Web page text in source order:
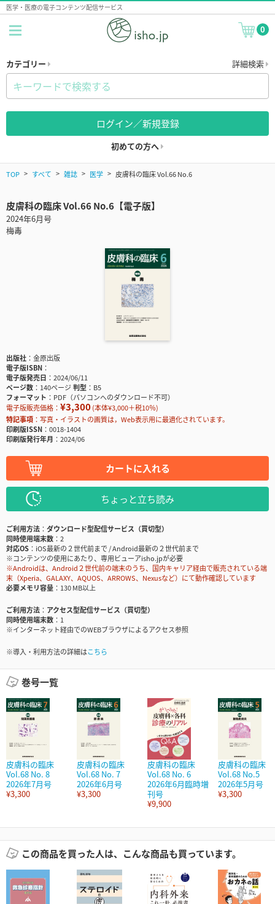
医学・医療の電子コンテンツ配信サービス
0
カテゴリー 詳細検索
ログイン／新規登録
初めての方へ
TOP すべて 雑誌 医学 皮膚科の臨床 Vol.66 No.6
皮膚科の臨床 Vol.66 No.6【電子版】
2024年6月号
梅毒
出版社
金原出版
電子版ISBN
電子版発売日
2024/06/11
ページ数
140ページ判型
B5
フォーマット
PDF（パソコンへのダウンロード不可）
電子版販売価格： ¥3,300(本体¥3,000＋税10％)
特記事項
写真・イラストの画質は，Web表示用に最適化されています。
印刷版ISSN
0018-1404
印刷版発行年月
2024/06
カートに入れる
ちょっと立ち読み
ご利用方法
ダウンロード型配信サービス（買切型）
同時使用端末数
2
対応OS
iOS最新の２世代前まで / Android最新の２世代前まで
※コンテンツの使用にあたり、専用ビューアisho.jpが必要
※Androidは、Android２世代前の端末のうち、国内キャリア経由で販売されている端
末（Xperia、GALAXY、AQUOS、ARROWS、Nexusなど）にて動作確認しています
必要メモリ容量
130 MB以上
ご利用方法
アクセス型配信サービス（買切型）
同時使用端末数
1
※インターネット経由でのWEBブラウザによるアクセス参照
※導入・利用方法の詳細はこちら
巻号一覧
皮膚科の臨床
Vol.68 No. 8
2026年7月号
¥3,300
皮膚科の臨床
Vol.68 No. 7
2026年6月号
¥3,300
皮膚科の臨床
Vol.68 No. 6
2026年6月臨時増
刊号
¥9,900
皮膚科の臨床
Vol.68 No.5
2026年5月号
¥3,300
この商品を買った人は、こんな商品も買っています。